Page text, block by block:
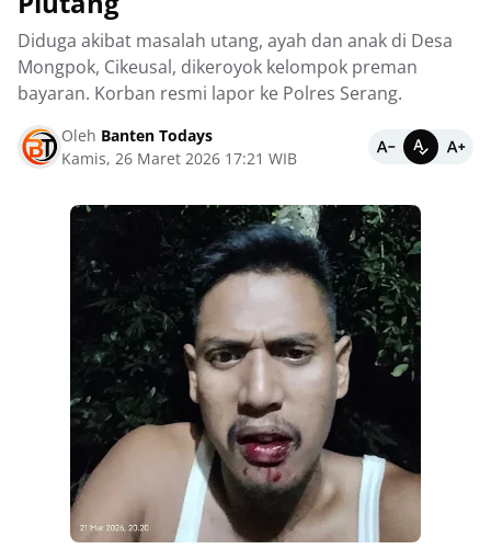
Diduga akibat masalah utang, ayah dan anak di Desa
Mongpok, Cikeusal, dikeroyok kelompok preman
bayaran. Korban resmi lapor ke Polres Serang.
Oleh Banten Todays
Kamis, 26 Maret 2026 17:21 WIB